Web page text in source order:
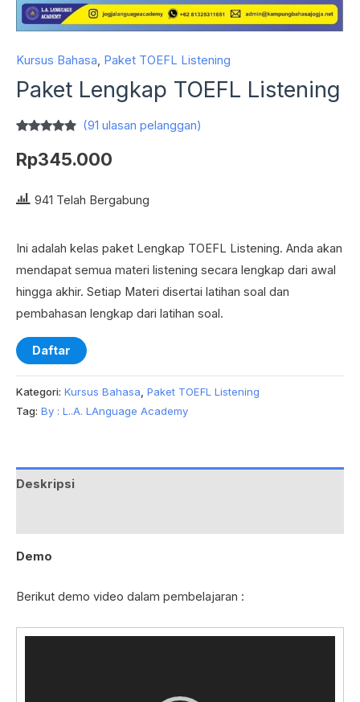
Kursus Bahasa, Paket TOEFL Listening
Paket Lengkap TOEFL Listening
4.68 dari 5
berdasarkan
(91 ulasan pelanggan)
Rp345.000
941 Telah Bergabung
Ini adalah kelas paket Lengkap TOEFL Listening. Anda akan
mendapat semua materi listening secara lengkap dari awal
hingga akhir. Setiap Materi disertai latihan soal dan
pembahasan lengkap dari latihan soal.
Daftar
Kategori: Kursus Bahasa Paket TOEFL Listening
Tag: By : L..A. LAnguage Academy
Deskripsi
Demo
Berikut demo video dalam pembelajaran :